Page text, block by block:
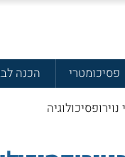
פסיכומטרי הכנה